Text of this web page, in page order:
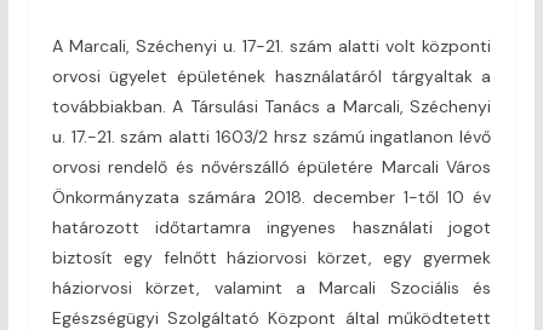
A Marcali, Széchenyi u. 17-21. szám alatti volt központi
orvosi ügyelet épületének használatáról tárgyaltak a
továbbiakban. A Társulási Tanács a Marcali, Széchenyi
u. 17.-21. szám alatti 1603/2 hrsz számú ingatlanon lévő
orvosi rendelő és nővérszálló épületére Marcali Város
Önkormányzata számára 2018. december 1-től 10 év
határozott időtartamra ingyenes használati jogot
biztosít egy felnőtt háziorvosi körzet, egy gyermek
háziorvosi körzet, valamint a Marcali Szociális és
Egészségügyi Szolgáltató Központ által működtetett